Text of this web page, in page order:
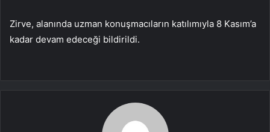
Zirve, alanında uzman konuşmacıların katılımıyla 8 Kasım’a
kadar devam edeceği bildirildi.